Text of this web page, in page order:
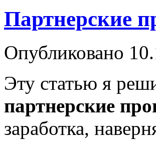
Партнерские
Опубликовано
Эту статью я
партнерские
заработка,